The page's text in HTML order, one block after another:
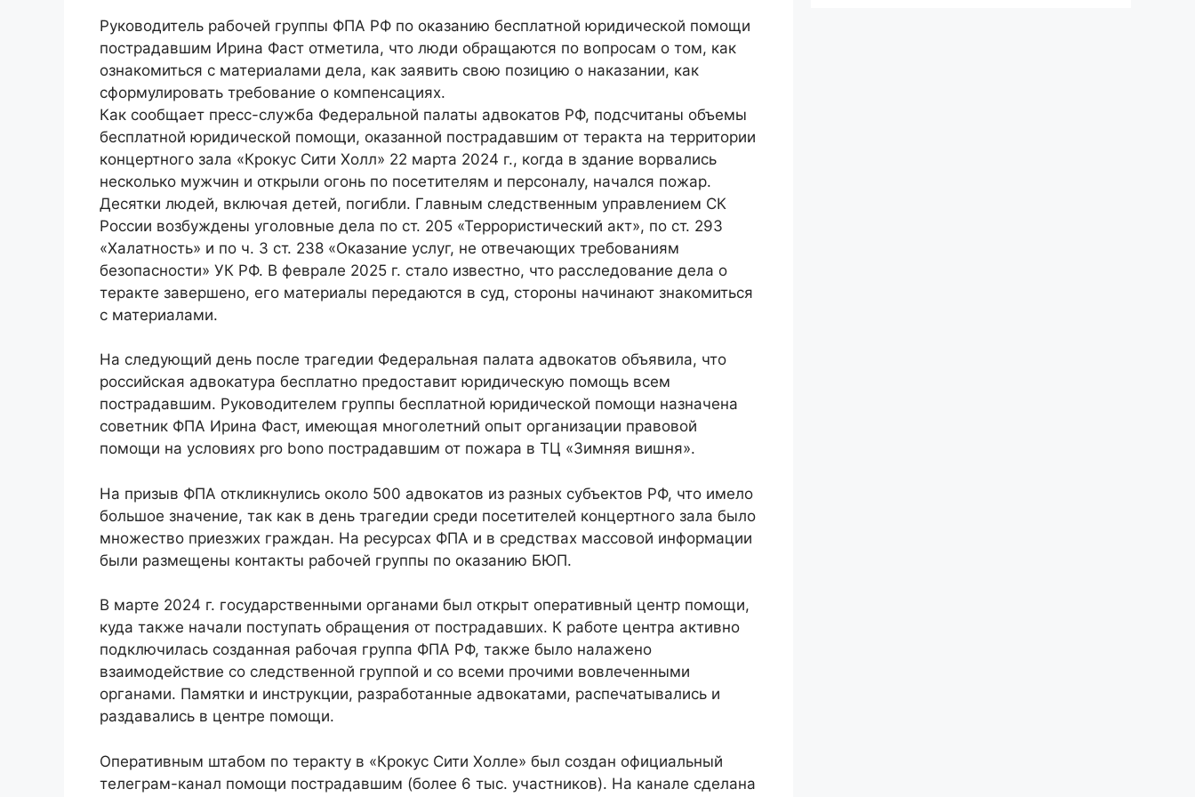
Руководитель рабочей группы ФПА РФ по оказанию бесплатной юридической помощи
пострадавшим Ирина Фаст отметила, что люди обращаются по вопросам о том, как
ознакомиться с материалами дела, как заявить свою позицию о наказании, как
сформулировать требование о компенсациях.
Как сообщает пресс-служба Федеральной палаты адвокатов РФ, подсчитаны объемы
бесплатной юридической помощи, оказанной пострадавшим от теракта на территории
концертного зала «Крокус Сити Холл» 22 марта 2024 г., когда в здание ворвались
несколько мужчин и открыли огонь по посетителям и персоналу, начался пожар.
Десятки людей, включая детей, погибли. Главным следственным управлением СК
России возбуждены уголовные дела по ст. 205 «Террористический акт», по ст. 293
«Халатность» и по ч. 3 ст. 238 «Оказание услуг, не отвечающих требованиям
безопасности» УК РФ. В феврале 2025 г. стало известно, что расследование дела о
теракте завершено, его материалы передаются в суд, стороны начинают знакомиться
с материалами.
На следующий день после трагедии Федеральная палата адвокатов объявила, что
российская адвокатура бесплатно предоставит юридическую помощь всем
пострадавшим. Руководителем группы бесплатной юридической помощи назначена
советник ФПА Ирина Фаст, имеющая многолетний опыт организации правовой
помощи на условиях pro bono пострадавшим от пожара в ТЦ «Зимняя вишня».
На призыв ФПА откликнулись около 500 адвокатов из разных субъектов РФ, что имело
большое значение, так как в день трагедии среди посетителей концертного зала было
множество приезжих граждан. На ресурсах ФПА и в средствах массовой информации
были размещены контакты рабочей группы по оказанию БЮП.
В марте 2024 г. государственными органами был открыт оперативный центр помощи,
куда также начали поступать обращения от пострадавших. К работе центра активно
подключилась созданная рабочая группа ФПА РФ, также было налажено
взаимодействие со следственной группой и со всеми прочими вовлеченными
органами. Памятки и инструкции, разработанные адвокатами, распечатывались и
раздавались в центре помощи.
Оперативным штабом по теракту в «Крокус Сити Холле» был создан официальный
телеграм-канал помощи пострадавшим (более 6 тыс. участников). На канале сделана